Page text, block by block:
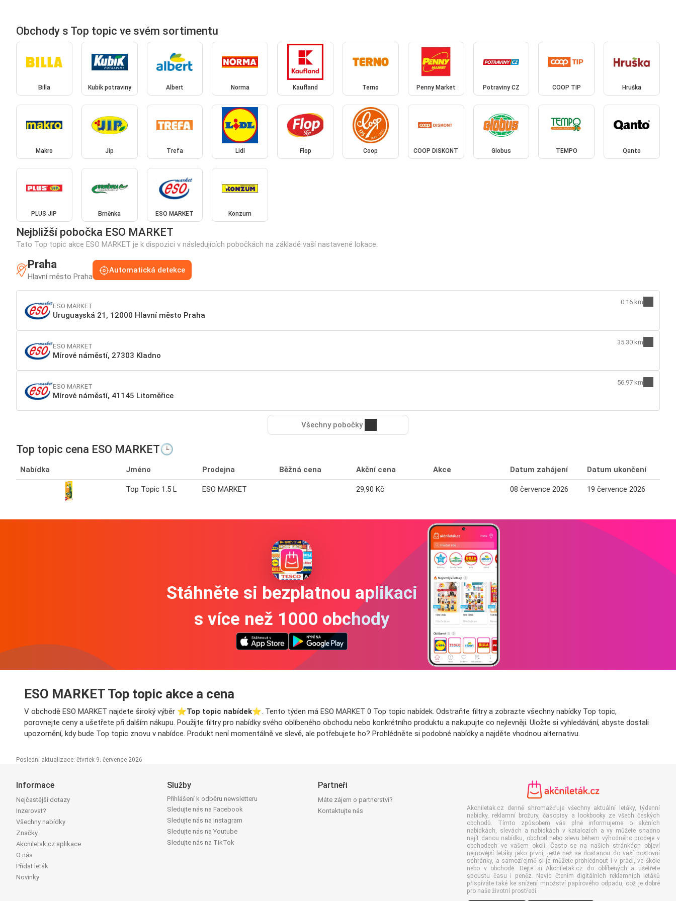
Obchody s Top topic ve svém sortimentu
Billa Kubík potraviny Albert Norma Kaufland Terno Penny Market Potraviny CZ COOP TIP Hruška
Makro Jip Trefa Lidl Flop Coop COOP DISKONT Globus TEMPO Qanto
PLUS JIP Brněnka ESO MARKET Konzum
Nejbližší pobočka ESO MARKET
Tato Top topic akce ESO MARKET je k dispozici v následujících pobočkách na základě vaší nastavené lokace:
Praha
Hlavní město Praha
Automatická detekce
ESO MARKET
Uruguayská 21, 12000 Hlavní město Praha
0.16 km
ESO MARKET
Mírové náměstí, 27303 Kladno
35.30 km
ESO MARKET
Mírové náměstí, 41145 Litoměřice
56.97 km
Všechny pobočky
Top topic cena ESO MARKET🕒
Nabídka Jméno Prodejna Běžná cena Akční cena Akce Datum zahájení Datum ukončení
Top Topic 1.5 L ESO MARKET 29,90 Kč 08 července 2026 19 července 2026
Stáhněte si bezplatnou aplikaci
s více než 1000 obchody
ESO MARKET Top topic akce a cena
V obchodě ESO MARKET najdete široký výběr ⭐️Top topic nabídek⭐️. Tento týden má ESO MARKET 0 Top topic nabídek. Odstraňte filtry a zobrazte všechny nabídky Top topic,
porovnejte ceny a ušetřete při dalším nákupu. Použijte filtry pro nabídky svého oblíbeného obchodu nebo konkrétního produktu a nakupujte co nejlevněji. Uložte si vyhledávání, abyste dostali
upozornění, kdy bude Top topic znovu v nabídce. Produkt není momentálně ve slevě, ale potřebujete ho? Prohlédněte si podobné nabídky a najděte vhodnou alternativu.
Poslední aktualizace: čtvrtek 9. července 2026
Informace
Nejčastější dotazy
Inzerovat?
Všechny nabídky
Značky
Akcniletak.cz aplikace
O nás
Přidat leták
Novinky
Služby
Přihlášení k odběru newsletteru
Sledujte nás na Facebook
Sledujte nás na Instagram
Sledujte nás na Youtube
Sledujte nás na TikTok
Partneři
Máte zájem o partnerství?
Kontaktujte nás
Akcniletak.cz denně shromažďuje všechny aktuální letáky, týdenní
nabídky, reklamní brožury, časopisy a lookbooky ze všech českých
obchodů. Tímto způsobem vás plně informujeme o akčních
nabídkách, slevách a nabídkách v katalozích a vy můžete snadno
najít danou nabídku, obchod nebo slevu během výhodného prodeje v
obchodech ve vašem okolí. Často se na našich stránkách objeví
nejnovější letáky jako první, ještě než se dostanou do vaší poštovní
schránky, a samozřejmě si je můžete prohlédnout i v práci, ve škole
nebo v obchodě. Dejte si Akcniletak.cz do oblíbených a ušetřete
spoustu času i peněz. Navíc čtením digitálních reklamních letáků
přispíváte také ke snížení množství papírového odpadu, což je dobré
pro naše životní prostředí.